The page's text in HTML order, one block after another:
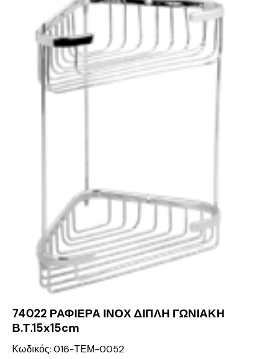
74022 ΡΑΦΙΕΡΑ ΙΝΟΧ ΔΙΠΛΗ ΓΩΝΙΑΚΗ
Β.Τ.15x15cm
Κωδικός: 016-ΤΕΜ-0052